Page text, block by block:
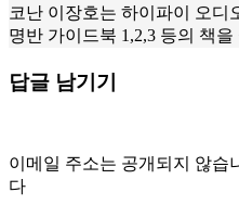
코난 이장호는 하이파이 오디
명반 가이드북 1,2,3 등의 책을
답글 남기기
이메일 주소는 공개되지 않습
다